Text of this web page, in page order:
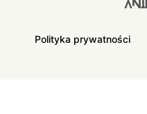
Polityka prywatności